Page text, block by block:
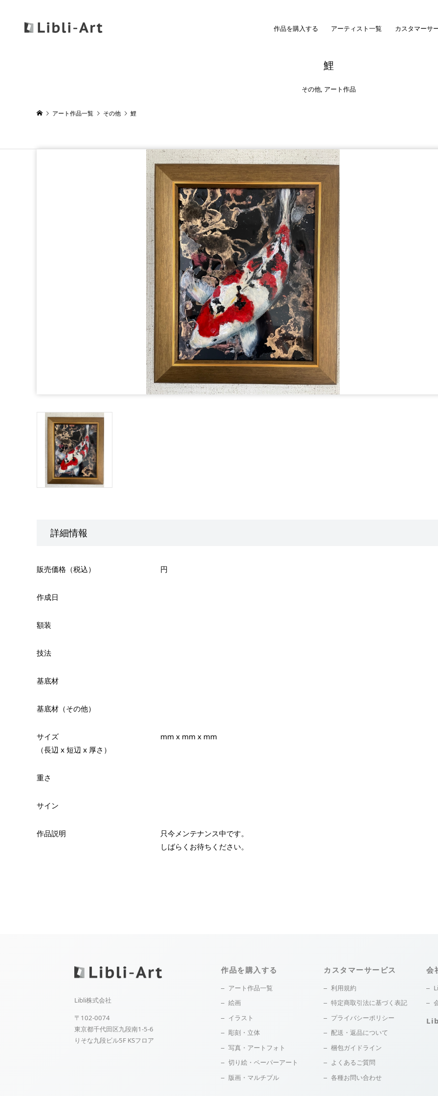
作品を購入する アーティスト一覧 カスタマーサ
鯉
その他, アート作品
アート作品一覧 その他 鯉
詳細情報
販売価格（税込） 円
作成日
額装
技法
基底材
基底材（その他）
サイズ
（長辺 x 短辺 x 厚さ）
mm x mm x mm
重さ
サイン
作品説明
只今メンテナンス中です。
しばらくお待ちください。
Libli株式会社
〒102-0074
東京都千代田区九段南1-5-6
りそな九段ビル5F KSフロア
作品を購入する
アート作品一覧
絵画
イラスト
彫刻・立体
写真・アートフォト
切り絵・ペーパーアート
版画・マルチプル
カスタマーサービス
利用規約
特定商取引法に基づく表記
プライバシーポリシー
配送・返品について
梱包ガイドライン
よくあるご質問
各種お問い合わせ
会